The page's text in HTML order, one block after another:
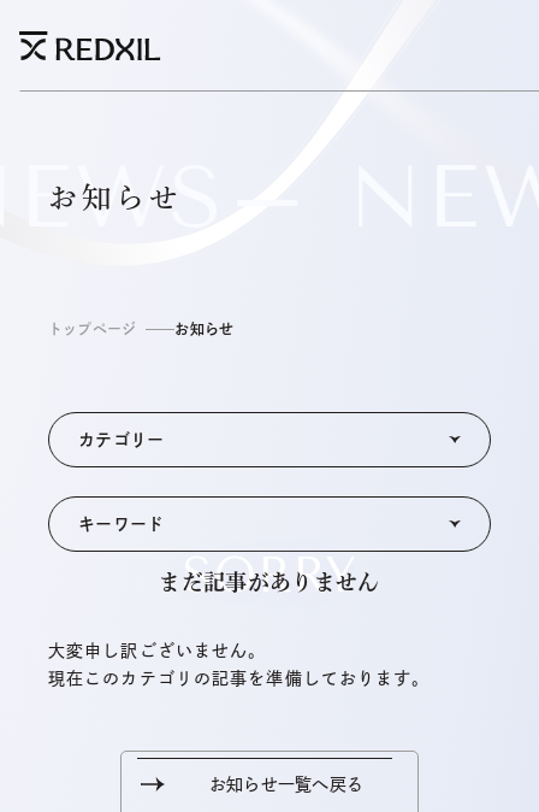
お知らせ
トップページ お知らせ
カテゴリー
キーワード
SORRY
まだ記事がありません
大変申し訳ございません。
現在このカテゴリの記事を準備しております。
お知らせ一覧へ戻る